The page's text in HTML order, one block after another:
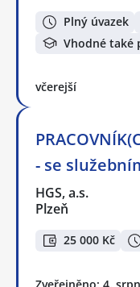
Plný úvazek
Vhodné také
včerejší
- se
HGS, a.s.
Plzeň
25 000 Kč
Zveřejněno: 4.